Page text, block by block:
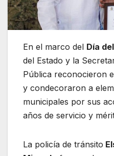
En el marco del Día
del Estado y la
Pública reconocieron
y condecoraron a
municipales por sus
años de servicio y
La policía de tránsito